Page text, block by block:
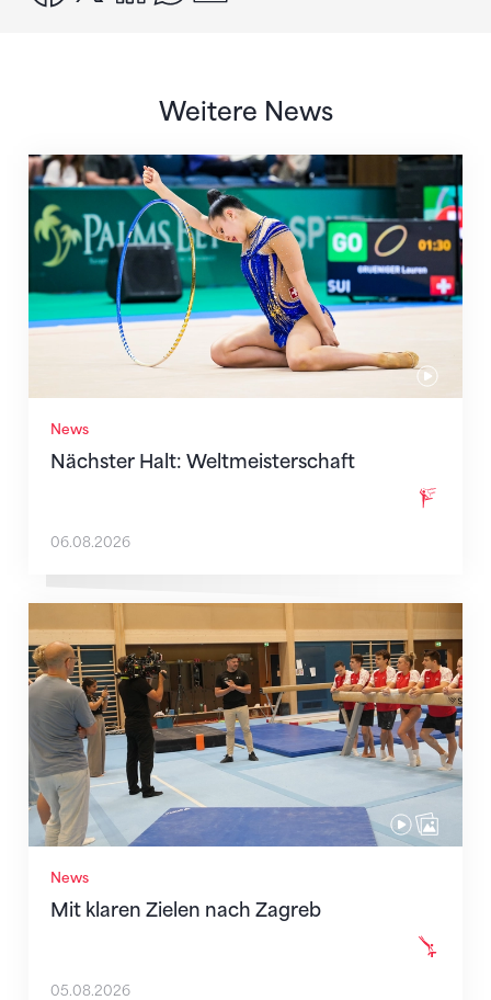
Weitere News
News
Nächster Halt: Weltmeisterschaft
Nächster Halt: Weltmeisterschaft
06.08.2026
News
Mit klaren Zielen nach Zagreb
Mit klaren Zielen nach Zagreb
05.08.2026